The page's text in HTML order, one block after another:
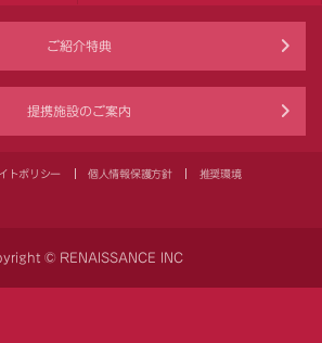
ご紹介特典
提携施設のご案内
トポリシー 個人情報保護方針 推奨環境
© RENAISSANCE INC